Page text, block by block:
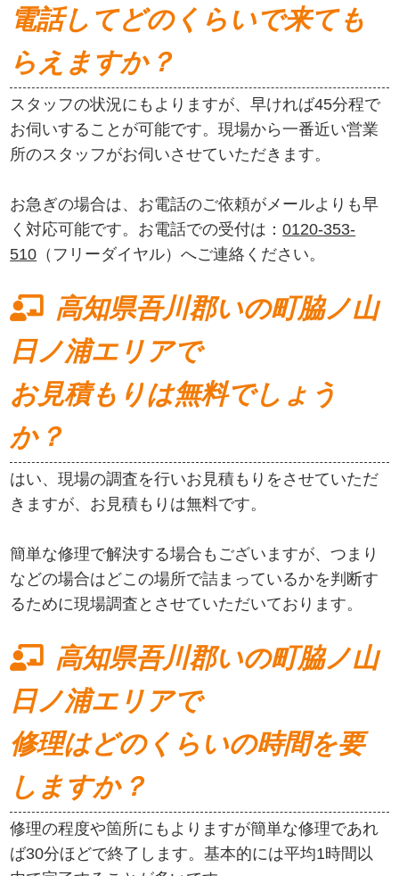
電話してどのくらいで来ても
らえますか？
スタッフの状況にもよりますが、早ければ45分程で
お伺いすることが可能です。現場から一番近い営業
所のスタッフがお伺いさせていただきます。
お急ぎの場合は、お電話のご依頼がメールよりも早
く対応可能です。お電話での受付は：0120-353-
510 （フリーダイヤル）へご連絡ください。
高知県吾川郡いの町脇ノ山
日ノ浦エリアで
お見積もりは無料でしょう
か？
はい、現場の調査を行いお見積もりをさせていただ
きますが、お見積もりは無料です。
簡単な修理で解決する場合もございますが、つまり
などの場合はどこの場所で詰まっているかを判断す
るために現場調査とさせていただいております。
高知県吾川郡いの町脇ノ山
日ノ浦エリアで
修理はどのくらいの時間を要
しますか？
修理の程度や箇所にもよりますが簡単な修理であれ
ば30分ほどで終了します。基本的には平均1時間以